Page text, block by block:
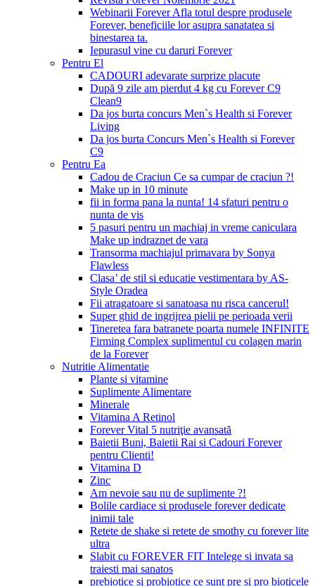
Webinarii Forever Afla totul despre produsele
Forever, beneficiile lor asupra sanatatea si
binestarea ta.
Iepurasul vine cu daruri Forever
Pentru El
CADOURI adevarate surprize placute
După 9 zile am pierdut 4 kg cu Forever C9
Clean9
Da jos burta concurs Men`s Health si Forever
Living
Da jos burta Concurs Men`s Health si Forever
C9
Pentru Ea
Cadou de Craciun Ce sa cumpar de craciun ?!
Make up in 10 minute
fii in forma pana la nunta! 14 sfaturi pentru o
nunta de vis
5 pasuri pentru un machiaj in vreme caniculara
Make up indraznet de vara
Transorma machiajul primavara by Sonya
Flawless
Clasa’ de stil si educatie vestimentara by AS-
Style Oradea
Fii atragatoare si sanatoasa nu risca cancerul!
Super ghid de ingrijrea pielii pe perioada verii
Tineretea fara batranete poarta numele INFINITE
Firming Complex suplimentul cu colagen marin
de la Forever
Nutritie Alimentatie
Plante si vitamine
Suplimente Alimentare
Minerale
Vitamina A Retinol
Forever Vital 5 nutriţie avansată
Baietii Buni, Baietii Rai si Cadouri Forever
pentru Clienti!
Vitamina D
Zinc
Am nevoie sau nu de suplimente ?!
Bolile cardiace si produsele forever dedicate
inimii tale
Retete de shake si retete de smothy cu forever lite
ultra
Slabit cu FOREVER FIT Intelege si invata sa
traiesti mai sanatos
prebiotice si probiotice ce sunt pre si pro bioticele